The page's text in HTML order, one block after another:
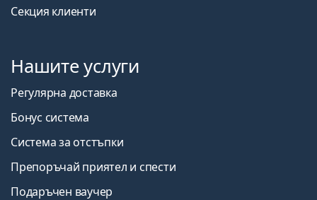
Секция клиенти
Нашите услуги
Регулярна доставка
Бонус система
Система за отстъпки
Препоръчай приятел и спести
Подаръчен ваучер